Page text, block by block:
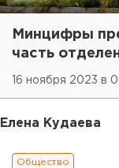
Минцифры
часть
16 ноября 2023 в
Елена Кудаева
Общество